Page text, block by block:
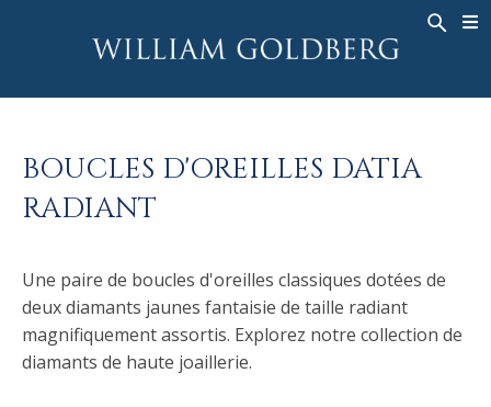
HAUTE JOAILLERIE
BAGUES POUR HOMME
COLLIERS
BOUCLES D’OREILLES
BRACELETS
MONTRES
ASHOKA JOAILLERIE
BAGUES
BANDS
COLLIERS
PENDENTIFS
BOUCLES D’OREILLES
HISTOIRE
ASHOKA®
BOUCLES D'OREILLES DATIA
RADIANT
Une paire de boucles d'oreilles classiques dotées de
deux diamants jaunes fantaisie de taille radiant
magnifiquement assortis. Explorez notre collection de
diamants de haute joaillerie.